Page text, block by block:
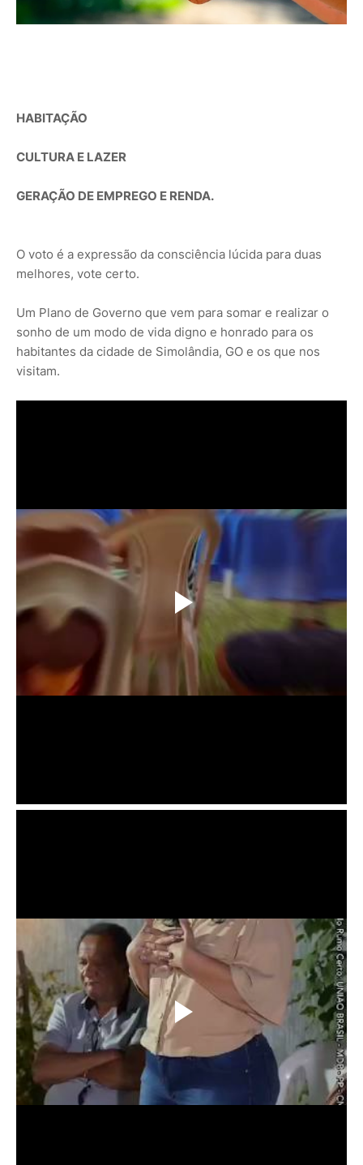
HABITAÇÃO
CULTURA E LAZER
GERAÇÃO DE EMPREGO E RENDA.
O voto é a expressão da consciência lúcida para duas
melhores, vote certo.
Um Plano de Governo que vem para somar e realizar o
sonho de um modo de vida digno e honrado para os
habitantes da cidade de Simolândia, GO e os que nos
visitam.